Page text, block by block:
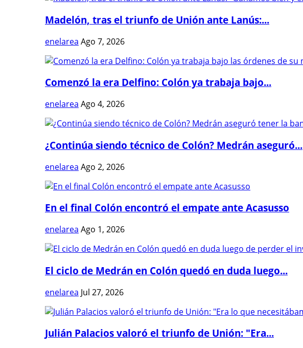
Madelón, tras el triunfo de Unión ante Lanús:...
enelarea Ago 7, 2026
Comenzó la era Delfino: Colón ya trabaja bajo...
enelarea Ago 4, 2026
¿Continúa siendo técnico de Colón? Medrán aseguró...
enelarea Ago 2, 2026
En el final Colón encontró el empate ante Acasusso
enelarea Ago 1, 2026
El ciclo de Medrán en Colón quedó en duda luego...
enelarea Jul 27, 2026
Julián Palacios valoró el triunfo de Unión: "Era...